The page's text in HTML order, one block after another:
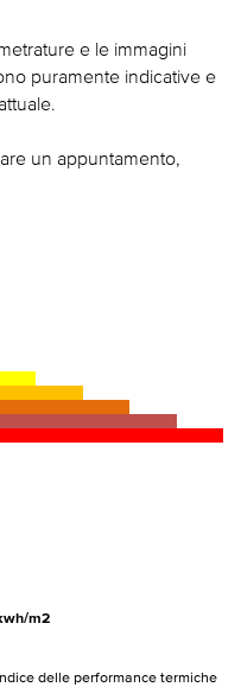
e le immagini
puramente indicative e
un appuntamento,
m2
delle performance termiche